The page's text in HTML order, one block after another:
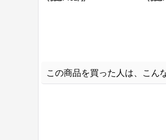
この商品を買った人は、こん